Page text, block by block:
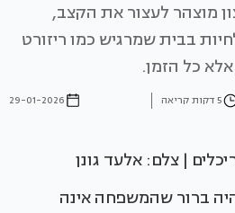
מוצהר לעצור את הקצב,
בבית שמרגיש כמו ריזורט
כל הזמן.
5 דקות קריאה 29-01-2026
| צלם: אלעד גונן
ברור שהמשפחה אינה